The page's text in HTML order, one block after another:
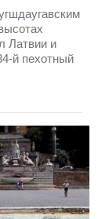
Латвии и
й пехотный